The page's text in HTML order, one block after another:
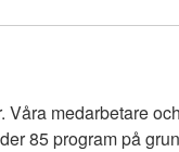
medarbetare
85 program på